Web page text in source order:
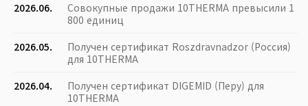
2026.06.
Совокупные продажи 10THERMA превысили 1
800 единиц
2026.05.
Получен сертификат Roszdravnadzor (Россия)
для 10THERMA
2026.04.
Получен сертификат DIGEMID (Перу) для
10THERMA